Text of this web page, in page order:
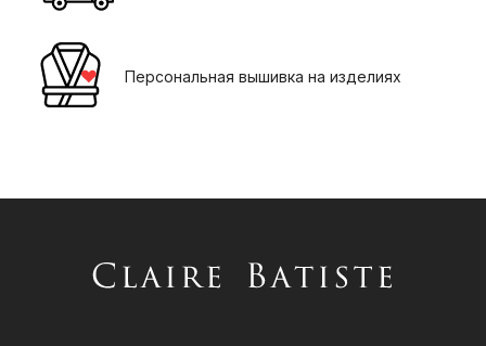
Персональная вышивка на изделиях